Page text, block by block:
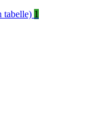
tabelle) 1